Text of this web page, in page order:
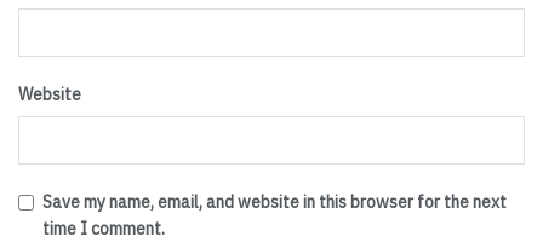
Website
Save my name, email, and website in this browser for the next
time I comment.